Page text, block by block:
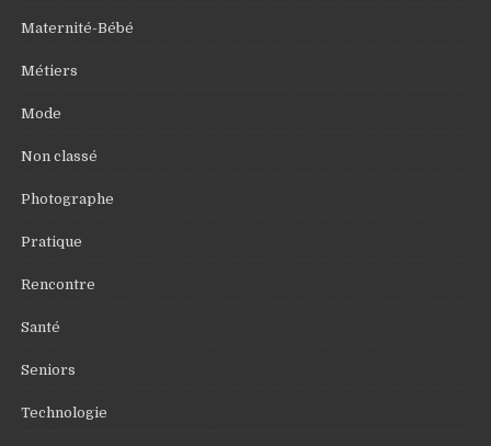
Maternité-Bébé
Métiers
Mode
Non classé
Photographe
Pratique
Rencontre
Santé
Seniors
Technologie